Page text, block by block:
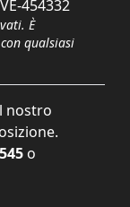
454332
È
qualsiasi
nostro
o